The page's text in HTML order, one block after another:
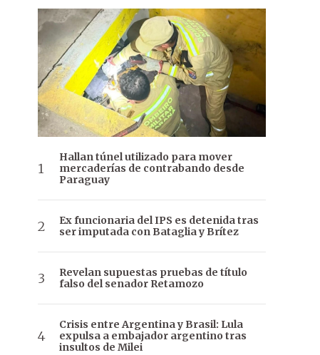
Hallan túnel utilizado para mover
mercaderías de contrabando desde
Paraguay
Ex funcionaria del IPS es detenida tras
ser imputada con Bataglia y Brítez
Revelan supuestas pruebas de título
falso del senador Retamozo
Crisis entre Argentina y Brasil: Lula
expulsa a embajador argentino tras
insultos de Milei